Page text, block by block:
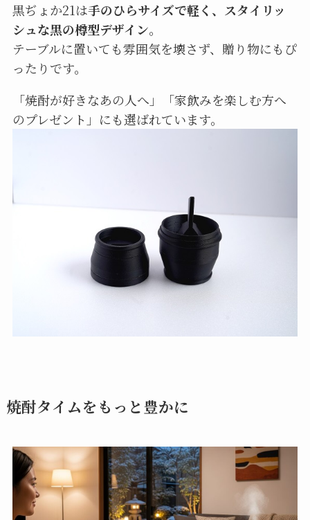
黒ぢょか21は手のひらサイズで軽く、スタイリッ
シュな黒の樽型デザイン。
テーブルに置いても雰囲気を壊さず、贈り物にもぴ
ったりです。
「焼酎が好きなあの人へ」「家飲みを楽しむ方へ
のプレゼント」にも選ばれています。
焼酎タイムをもっと豊かに